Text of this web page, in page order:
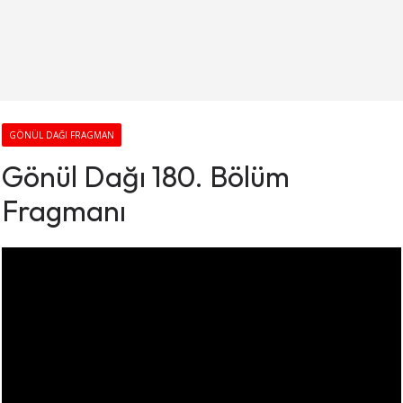
GÖNÜL DAĞI FRAGMAN
Gönül Dağı 180. Bölüm
Fragmanı